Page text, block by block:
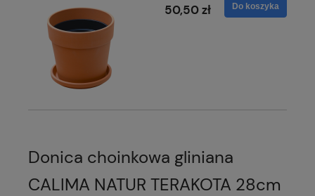
50,50 zł Do koszyka
Donica choinkowa gliniana
CALIMA NATUR TERAKOTA 28cm